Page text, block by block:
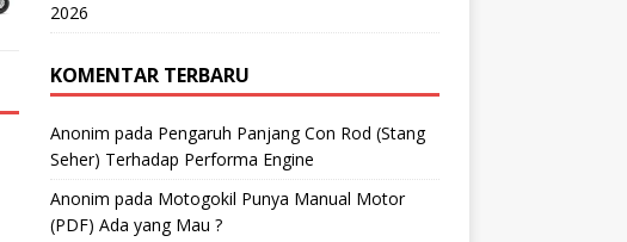
2026
KOMENTAR TERBARU
Anonim pada Pengaruh Panjang Con Rod (Stang
Seher) Terhadap Performa Engine
Anonim pada Motogokil Punya Manual Motor
(PDF) Ada yang Mau ?